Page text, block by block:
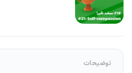
توضیحات